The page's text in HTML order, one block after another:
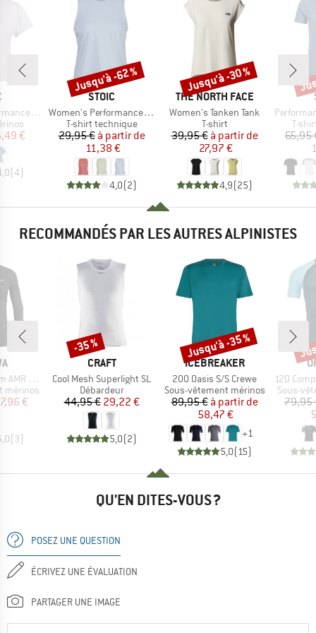
Shirt
réduit
€
(4)
MARQUE
STOIC
Article
Women's PerformanceMerino BorgholmSt. Tank
Product group
T-shirt technique
Prix
29,95 € Prix réduit
à partir de
11,38 €
4,0(2)
Remise
Jusqu'à -62 %
MARQUE
THE NORTH FACE
Article
Women's Tanken Tank
Product group
T-shirt
Prix
39,95 € Prix réduit
à partir de
27,97 €
4,9(25)
Remise
Jusqu'à -30 %
Article
T-
65,95
RECOMMANDÉS PAR LES AUTRES ALPINISTES
Zip Tee
mérinos
réduit
€
(3)
MARQUE
CRAFT
Article
Cool Mesh Superlight SL
Product group
Débardeur
Prix
44,95 €Prix réduit
29,22 €
5,0(2)
Remise
-35 %
MARQUE
ICEBREAKER
Article
200 Oasis S/S Crewe
Product group
Sous-vêtement mérinos
Prix
89,95 € Prix réduit
à partir de
58,47 €
+1
5,0(15)
Remise
Jusqu'à -35 %
Article
120 Comp
Product
Sous-
79,95
QU'EN DITES-VOUS ?
POSEZ UNE QUESTION
ÉCRIVEZ UNE ÉVALUATION
PARTAGER UNE IMAGE